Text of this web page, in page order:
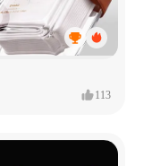
113